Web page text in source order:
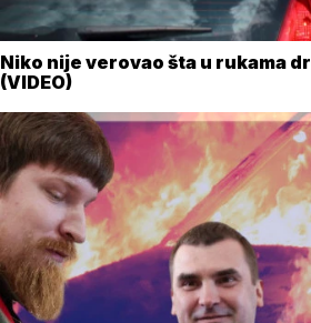
Niko nije verovao šta u rukama
(VIDEO)